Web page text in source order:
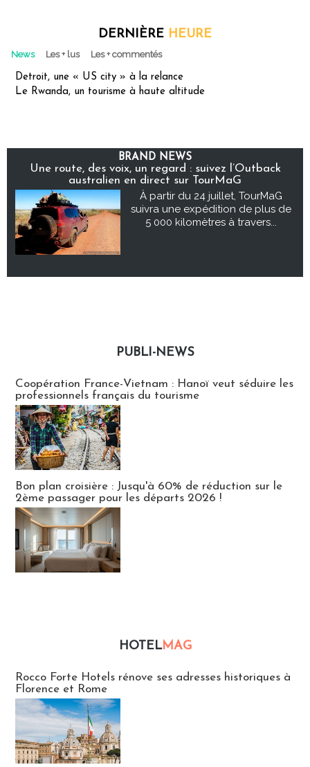
DERNIÈRE HEURE
News Les + lus Les + commentés
Detroit, une « US city » à la relance
Le Rwanda, un tourisme à haute altitude
BRAND NEWS
Une route, des voix, un regard : suivez l’Outback
australien en direct sur TourMaG
À partir du 24 juillet, TourMaG
suivra une expédition de plus de
5 000 kilomètres à travers...
PUBLI-NEWS
Coopération France-Vietnam : Hanoï veut séduire les
professionnels français du tourisme
Bon plan croisière : Jusqu'à 60% de réduction sur le
2ème passager pour les départs 2026 !
HOTELMAG
Rocco Forte Hotels rénove ses adresses historiques à
Florence et Rome